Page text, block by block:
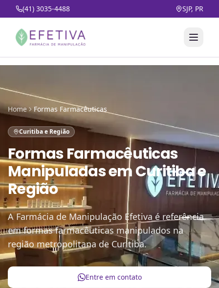
(41) 3035-4488 SJP, PR
Home Formas Farmacêuticas
Curitiba e Região
Formas Farmacêuticas
ManipuladasemCuritiba e
Região
A Farmácia de Manipulação Efetiva é referência
em formas farmacêuticas manipulados na
região metropolitana de Curitiba.
Entre em contato